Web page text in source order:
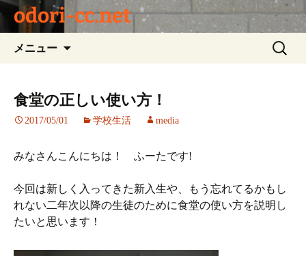
odori-cc.net
メニュー
ツ
キ
プ
検
索:
食堂の正しい使い方！
2017/05/01 学校生活 media
みなさんこんにちは！ ふーたです!
今回は新しく入ってきた新入生や、もう忘れてるかもし
れない二年次以降の生徒のために食堂の使い方を説明し
たいと思います！